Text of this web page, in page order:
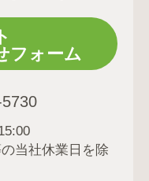
フォーム
当社休業日を除